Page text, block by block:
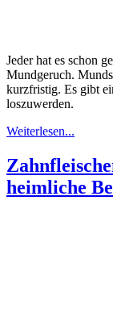
Jeder hat es schon
Mundgeruch.
kurzfristig. Es gibt
loszuwerden.
Weiterlesen...
heimliche